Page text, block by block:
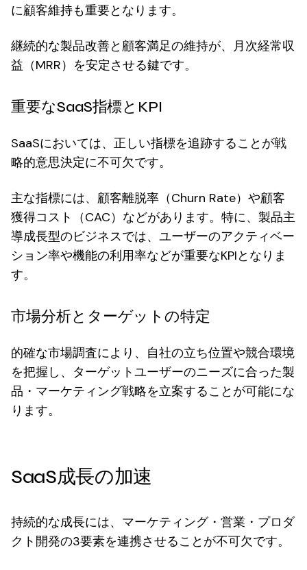
に顧客維持も重要となります。
継続的な製品改善と顧客満足の維持が、月次経常収
益（MRR）を安定させる鍵です。
重要なSaaS指標とKPI
SaaSにおいては、正しい指標を追跡することが戦
略的意思決定に不可欠です。
主な指標には、顧客離脱率（Churn Rate）や顧客
獲得コスト（CAC）などがあります。特に、製品主
導成長型のビジネスでは、ユーザーのアクティベー
ション率や機能の利用率などが重要なKPIとなりま
す。
市場分析とターゲットの特定
的確な市場調査により、自社の立ち位置や競合環境
を把握し、ターゲットユーザーのニーズに合った製
品・マーケティング戦略を立案することが可能にな
ります。
SaaS成長の加速
持続的な成長には、マーケティング・営業・プロダ
クト開発の3要素を連携させることが不可欠です。